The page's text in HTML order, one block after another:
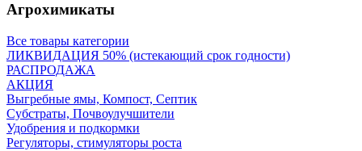
Агрохимикаты
Все товары категории
ЛИКВИДАЦИЯ 50% (истекающий срок годности)
РАСПРОДАЖА
АКЦИЯ
Выгребные ямы, Компост, Септик
Субстраты, Почвоулучшители
Удобрения и подкормки
Регуляторы, стимуляторы роста